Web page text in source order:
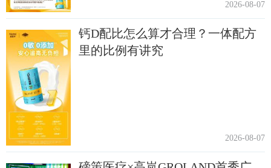
2026-08-07
钙D配比怎么算才合理？一体配方
里的比例有讲究
2026-08-07